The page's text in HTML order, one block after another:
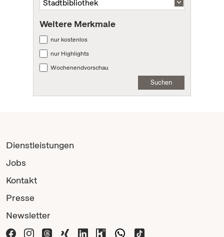
Weitere Merkmale
nur kostenlos
nur Highlights
Wochenendvorschau
Suchen
Dienstleistungen
Jobs
Kontakt
Presse
Newsletter